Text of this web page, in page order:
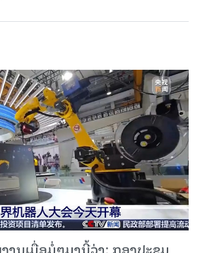
ານເມື່ອມໍ່ໆມານີ້ວ່າ: ກອງປະຊຸມ